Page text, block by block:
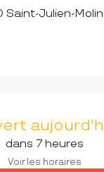
Saint-Julien-
aux favoris
dans 7 heures
Voir les horaires